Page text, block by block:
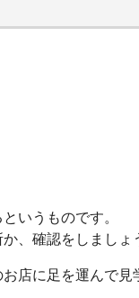
いうものです。
、確認をしましょ
店に足を運んで見